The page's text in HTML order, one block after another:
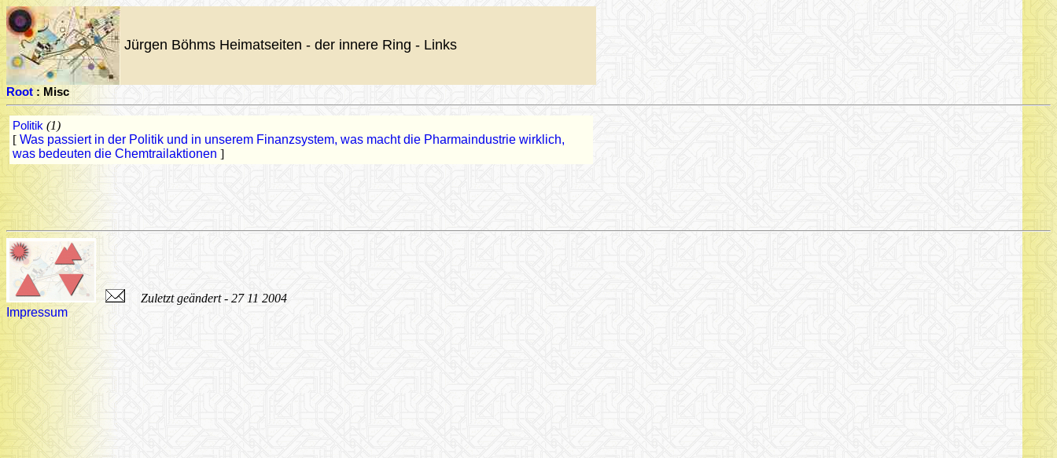
Jürgen Böhms Heimatseiten - der innere Ring - Links
Root: Misc
Politik (1)
[ Was passiert in der Politik und in unserem Finanzsystem, was macht die Pharmaindustrie wirklich,
was bedeuten die Chemtrailaktionen ]
Zuletzt geändert - 27 11 2004
Impressum